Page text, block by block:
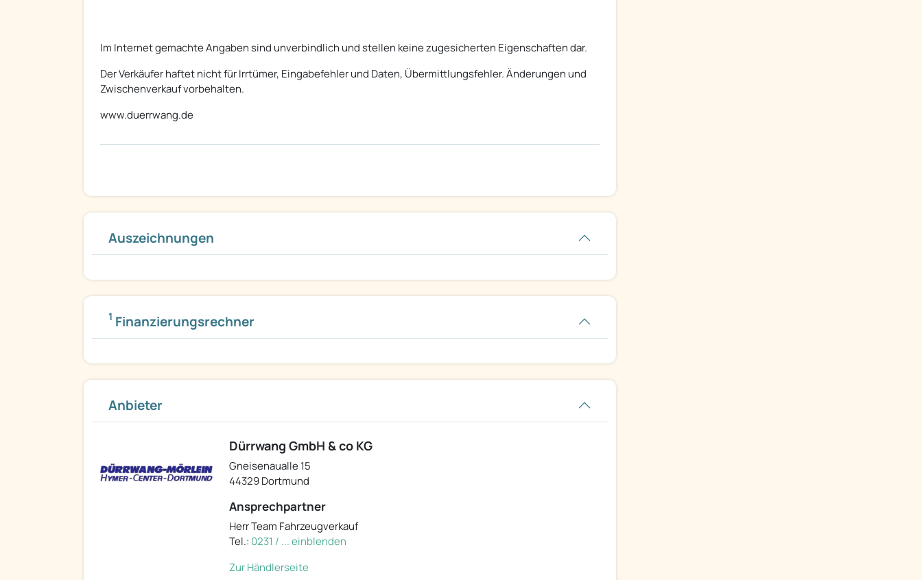
Im Internet gemachte Angaben sind unverbindlich und stellen keine zugesicherten Eigenschaften dar.
Der Verkäufer haftet nicht für Irrtümer, Eingabefehler und Daten, Übermittlungsfehler. Änderungen und
Zwischenverkauf vorbehalten.
www.duerrwang.de
Auszeichnungen
1 Finanzierungsrechner
Anbieter
Dürrwang GmbH & co KG
Gneisenaualle 15
44329 Dortmund
Ansprechpartner
Herr Team Fahrzeugverkauf
Tel.: 0231 / ... einblenden
Zur Händlerseite